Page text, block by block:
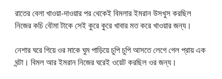
রাতের বেলা খাওয়া-দাওয়ার পর থেকেই বিমলার ইমরান উসখুস করছিল
নিজের কচি বৌমা টাকে সেই কুরে কুরে খাবার মত করে খাওয়ার জন্য।
নেশার ঘরে গিয়ে ওর মাকে ঘুম পাড়িয়ে চুপি চুপি আসতে লেগে গেল প্রায় এক
ঘন্টা। বিমল আর ইমরান নিজের ঘরেই ওয়েট করছিল ওর জন্য।